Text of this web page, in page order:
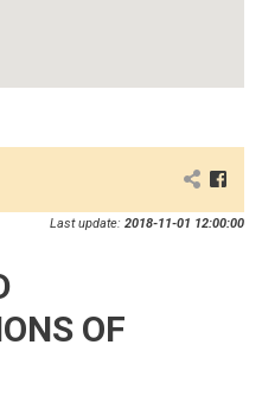
Last update: 2018-11-01 12:00:00
OF